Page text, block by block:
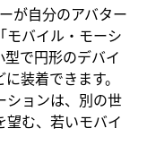
が自分のアバター
モバイル・モーシ
で円形のデバイ
装着できます。
ションは、別の世
望む、若いモバイ